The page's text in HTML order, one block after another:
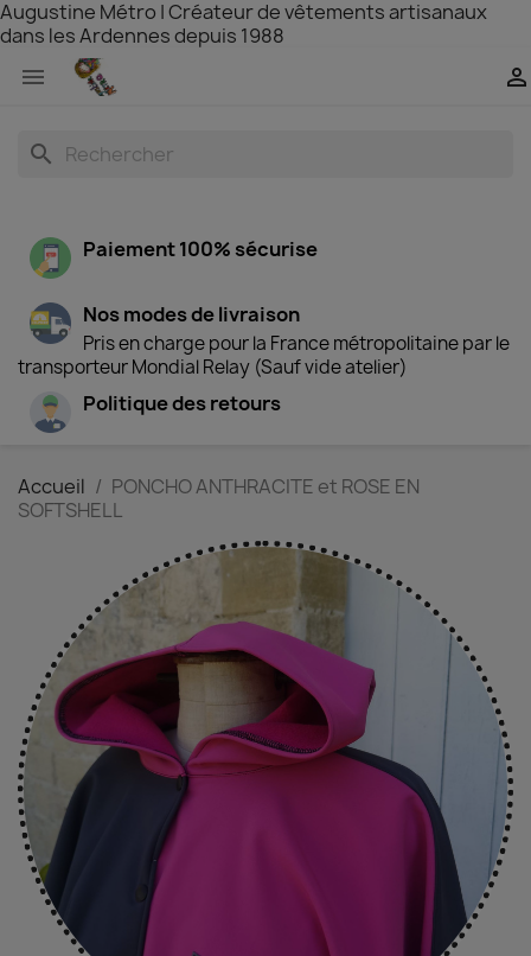
Augustine Métro | Créateur de vêtements artisanaux
dans les Ardennes depuis 1988
 
search
Paiement 100% sécurise
Nos modes de livraison
Pris en charge pour la France métropolitaine par le
transporteur Mondial Relay (Sauf vide atelier)
Politique des retours
Accueil
PONCHO ANTHRACITE et ROSE EN
SOFTSHELL